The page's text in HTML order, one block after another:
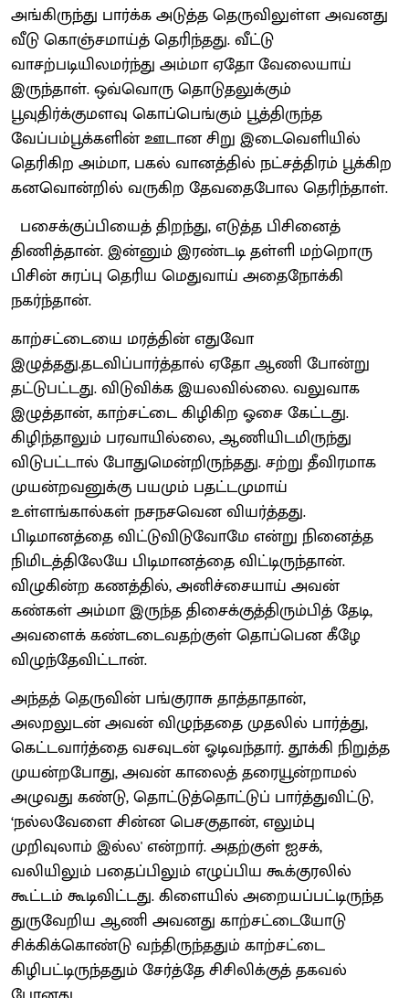
அங்கிருந்து பார்க்க அடுத்த தெருவிலுள்ள அவனது
வீடு கொஞ்சமாய்த் தெரிந்தது. வீட்டு
வாசற்படியிலமர்ந்து அம்மா ஏதோ வேலையாய்
இருந்தாள். ஒவ்வொரு தொடுதலுக்கும்
பூவுதிர்க்குமளவு கொப்பெங்கும் பூத்திருந்த
வேப்பம்பூக்களின் ஊடான சிறு இடைவெளியில்
தெரிகிற அம்மா, பகல் வானத்தில் நட்சத்திரம் பூக்கிற
கனவொன்றில் வருகிற தேவதைபோல தெரிந்தாள்.
பசைக்குப்பியைத் திறந்து, எடுத்த பிசினைத்
திணித்தான். இன்னும் இரண்டடி தள்ளி மற்றொரு
பிசின் சுரப்பு தெரிய மெதுவாய் அதைநோக்கி
நகர்ந்தான்.
காற்சட்டையை மரத்தின் எதுவோ
இழுத்தது.தடவிப்பார்த்தால் ஏதோ ஆணி போன்று
தட்டுபட்டது. விடுவிக்க இயலவில்லை. வலுவாக
இழுத்தான், காற்சட்டை கிழிகிற ஓசை கேட்டது.
கிழிந்தாலும் பரவாயில்லை, ஆணியிடமிருந்து
விடுபட்டால் போதுமென்றிருந்தது. சற்று தீவிரமாக
முயன்றவனுக்கு பயமும் பதட்டமுமாய்
உள்ளங்கால்கள் நசநசவென வியர்த்தது.
பிடிமானத்தை விட்டுவிடுவோமே என்று நினைத்த
நிமிடத்திலேயே பிடிமானத்தை விட்டிருந்தான்.
விழுகின்ற கணத்தில், அனிச்சையாய் அவன்
கண்கள் அம்மா இருந்த திசைக்குத்திரும்பித் தேடி,
அவளைக் கண்டடைவதற்குள் தொப்பென கீழே
விழுந்தேவிட்டான்.
அந்தத் தெருவின் பங்குராசு தாத்தாதான்,
அலறலுடன் அவன் விழுந்ததை முதலில் பார்த்து,
கெட்டவார்த்தை வசவுடன் ஓடிவந்தார். தூக்கி நிறுத்த
முயன்றபோது, அவன் காலைத் தரையூன்றாமல்
அழுவது கண்டு, தொட்டுத்தொட்டுப் பார்த்துவிட்டு,
‘நல்லவேளை சின்ன பெசகுதான், எலும்பு
முறிவுலாம் இல்ல' என்றார். அதற்குள் ஐசக்,
வலியிலும் பதைப்பிலும் எழுப்பிய கூக்குரலில்
கூட்டம் கூடிவிட்டது. கிளையில் அறையப்பட்டிருந்த
துருவேறிய ஆணி அவனது காற்சட்டையோடு
சிக்கிக்கொண்டு வந்திருந்ததும் காற்சட்டை
கிழிபட்டிருந்ததும் சேர்த்தே சிசிலிக்குத் தகவல்